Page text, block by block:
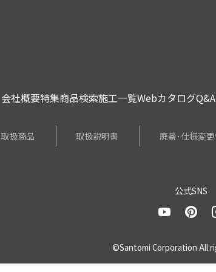
会社概要特集商品検索施工一覧WebカタログQ&A
取扱商品 取扱説明書 廃番･仕様変
公式SNS
©Santomi Corporation All